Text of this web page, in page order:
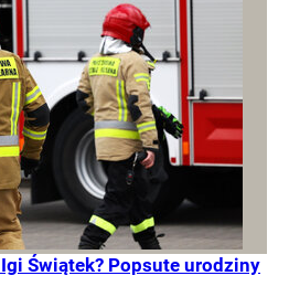
Świątek? Popsute urodziny